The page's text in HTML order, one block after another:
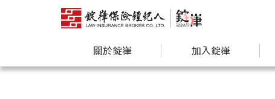
關於錠嵂 加入錠嵂